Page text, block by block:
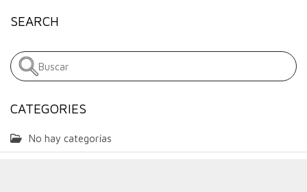
SEARCH
CATEGORIES
No hay categorías